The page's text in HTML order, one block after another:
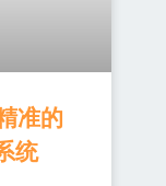
准的
统